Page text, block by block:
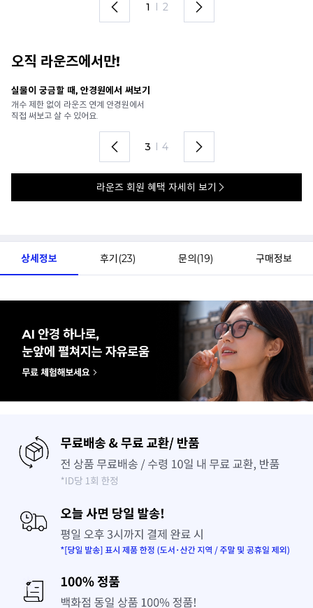
2 I 2
오직 라운즈에서만!
안경 렌즈 맞춤까지 한 번에
가까운 안경원으로 배송받아
렌즈 맞춤부터 피팅까지 편하게!
4 I 4
라운즈 회원 혜택 자세히 보기
상세정보 후기(23) 문의(19) 구매정보